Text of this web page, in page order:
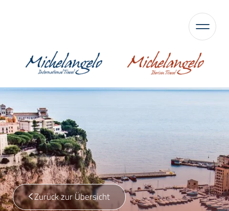
Zurück zur Übersicht